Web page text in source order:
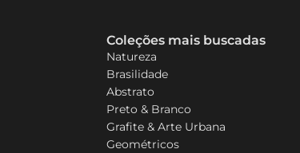
Coleções mais buscadas
Natureza
Brasilidade
Abstrato
Preto & Branco
Grafite & Arte Urbana
Geométricos